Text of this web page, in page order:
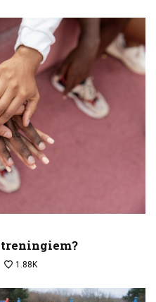
treningiem?
1.88K